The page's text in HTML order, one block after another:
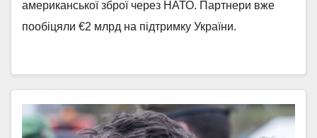
американської зброї через НАТО. Партнери вже
пообіцяли €2 млрд на підтримку України.